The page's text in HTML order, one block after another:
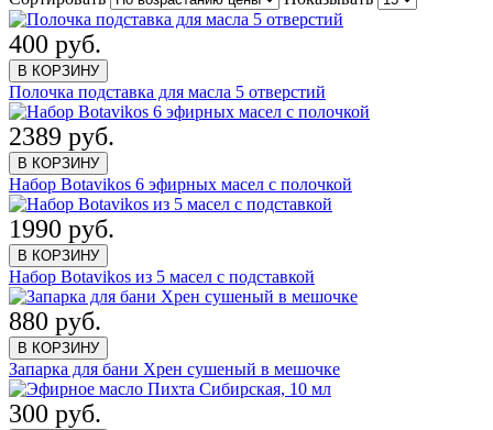
400 руб.
В КОРЗИНУ
Полочка подставка для масла 5 отверстий
2389 руб.
В КОРЗИНУ
Набор Botavikos 6 эфирных масел с полочкой
1990 руб.
В КОРЗИНУ
Набор Botavikos из 5 масел с подставкой
880 руб.
В КОРЗИНУ
Запарка для бани Хрен сушеный в мешочке
300 руб.